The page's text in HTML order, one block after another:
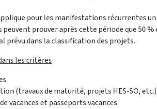
pour les manifestations récurrentes
prouver après cette période que 50
prévu dans la classification des projets.
les critères
(travaux de maturité, projets HES-SO, etc.)
vacances et passeports vacances